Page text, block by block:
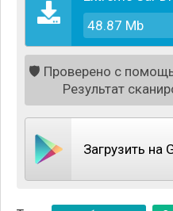
Машина не дёргается,
имеет плавный ход,
городских трасс
при желании можно
ремеслу. Создайте
48.87 Mb
🛡️ Проверено с
Результат
Загрузить на